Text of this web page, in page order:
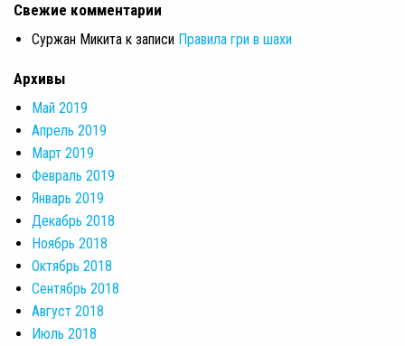
Свежие комментарии
Суржан Микита к записи Правила гри в шахи
Архивы
Май 2019
Апрель 2019
Март 2019
Февраль 2019
Январь 2019
Декабрь 2018
Ноябрь 2018
Октябрь 2018
Сентябрь 2018
Август 2018
Июль 2018